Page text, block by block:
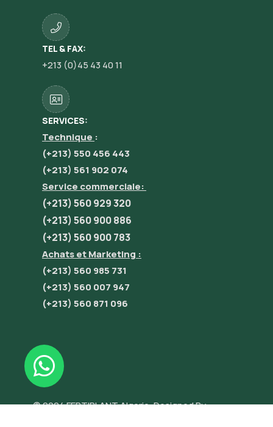
TEL & FAX:
+213 (0)45 43 40 11
SERVICES:
Technique :
(+213) 550 456 443
(+213) 561 902 074
Service commerciale:
(+213) 560 929 320
(+213) 560 900 886
(+213) 560 900 783
Achats et Marketing :
(+213) 560 985 731
(+213) 560 007 947
(+213) 560 871 096
© 2024 FERTIPLANT Algerie. Designed By